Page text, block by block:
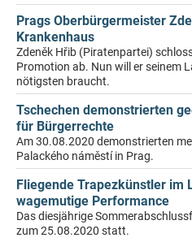
Prags Oberbürgermeister
Krankenhaus
Zdeněk Hřib (Piratenpartei)
Promotion ab. Nun will er seinem
nötigsten braucht.
Tschechen demonstrierten
für Bürgerrechte
Am 30.08.2020 demonstrierten
Palackého náměstí in Prag.
Fliegende Trapezkünstler im
wagemutige Performance
Das diesjährige
zum 25.08.2020 statt.